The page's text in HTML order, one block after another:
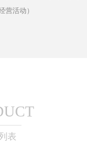
营活动）
表